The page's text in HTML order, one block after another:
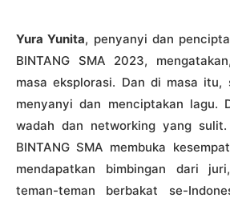
Yura Yunita, penyanyi dan
BINTANG SMA 2023,
masa eksplorasi. Dan di masa itu,
menyanyi dan menciptakan lagu.
wadah dan networking yang
BINTANG SMA membuka
mendapatkan bimbingan dari
teman-teman berbakat se-